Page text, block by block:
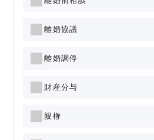
離婚協議
離婚調停
財産分与
親権